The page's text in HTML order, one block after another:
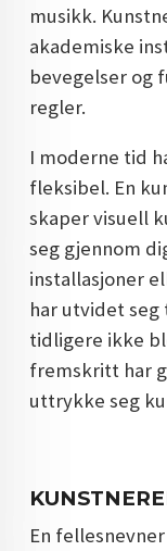
musikk.
akademiske
bevegelser og
regler.
I moderne tid
fleksibel. En
skaper visuell
seg gjennom
installasjoner
har utvidet
tidligere ikke
fremskritt har
uttrykke seg
En